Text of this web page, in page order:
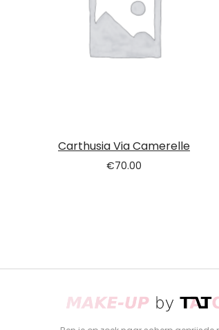
Carthusia Via Camerelle
€70.00